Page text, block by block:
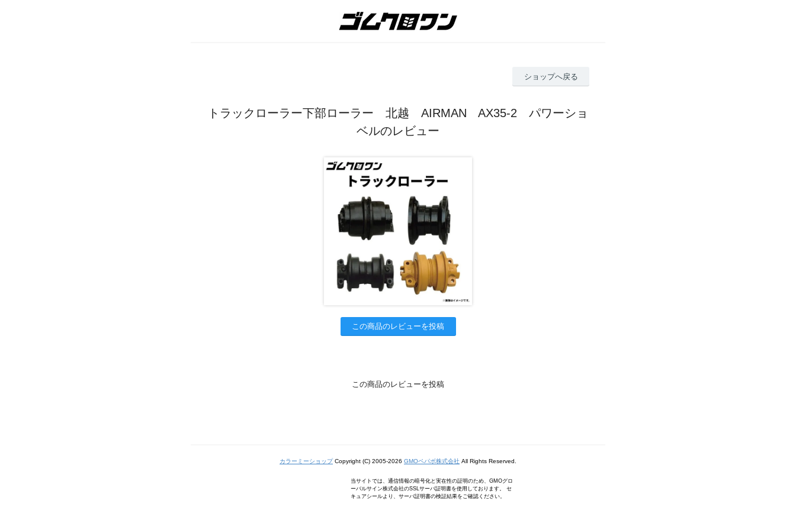
ショップへ戻る
トラックローラー下部ローラー 北越 AIRMAN AX35-2 パワーショ
ベルのレビュー
この商品のレビューを投稿
この商品のレビューを投稿
カラーミーショップCopyright (C) 2005-2026 GMOペパボ株式会社 All Rights Reserved.
当サイトでは、通信情報の暗号化と実在性の証明のため、GMOグロ
ーバルサイン株式会社のSSLサーバ証明書を使用しております。 セ
キュアシールより、サーバ証明書の検証結果をご確認ください。